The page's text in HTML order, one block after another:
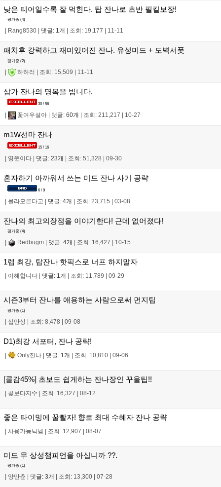
낮은 티어일수록 잘 먹힌다. 탑 잔나로 초반 필킬보장!
평가중 (4)
Rang8530 댓글: 1개 조회: 19,177 11-11
패치후 강력하고 재미있어진 잔나. 유성미드 + 도벽서폿
평가중 (2)
| 하하러 | 조회: 15,509 | 11-11
삼가 잔나의 명복을 빕니다.
30 / 56
꽃여우설아 댓글: 60개 조회: 211,217 10-27
m1W선마 잔나
15 / 16
| 영쭌이다 | 댓글: 23개 | 조회: 51,328 | 09-30
혼자하기 아까워서 쓰는 미드 잔나 사기 공략
6 / 9
몰라모른다고 댓글: 4개 조회: 23,715 03-08
잔나의 최고의장점을 이야기한다! 근데 없어졌다!
평가중 (4)
Redbugm 댓글: 4개 조회: 16,427 10-15
1렙 최강, 탑잔나 핫픽스로 너프 하지말자
이해합니다 댓글: 1개 조회: 11,789 09-29
시즌3부터 잔나를 애용하는 사람으로써 먼지팁
평가중 (1)
| 십만상 | 조회: 8,478 | 09-08
D1)최강 서포터, 잔나 공략!
| Only잔나 | 댓글: 1개 | 조회: 10,810 | 09-06
[쿨감45%] 초보도 쉽게하는 잔나장인 꾸울팁!!
| 꽃보다지수 | 조회: 16,327 | 08-12
좋은 타이밍에 꿀빨자! 향로 최대 수혜자 잔나 공략
| 사용가능닉넴 | 조회: 12,907 | 08-07
미드 무 상성챔피언을 아십니까 ??.
평가중 (1)
양만츈 댓글: 3개 조회: 13,300 07-28